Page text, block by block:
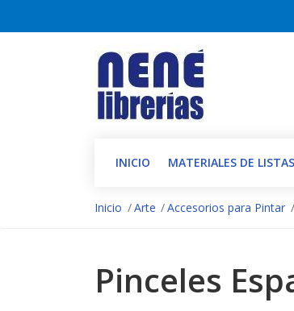
INICIO MATERIALES DE
Inicio Arte Accesorios para Pintar
Pinceles